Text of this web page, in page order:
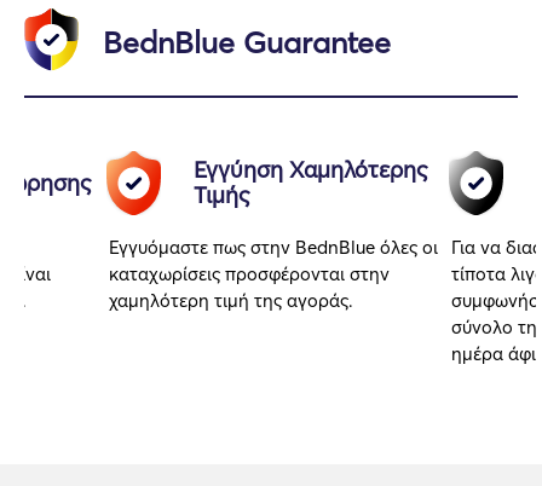
BednBlue Guarantee
Εγγύηση Χαμηλότερης
Τιμής
Εγγυόμαστε πως στην BednBlue όλες οι
καταχωρίσεις προσφέρονται στην
χαμηλότερη τιμή της αγοράς.
Για να
τίποτα
σύνολο
ημέρα